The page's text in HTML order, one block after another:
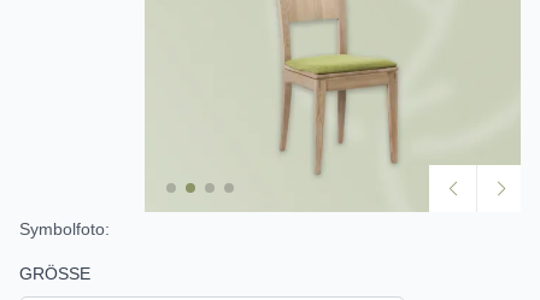
Symbolfoto:
GRÖSSE